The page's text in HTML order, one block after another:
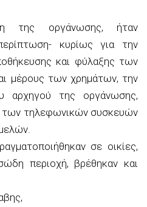
της οργάνωσης, ήταν
κυρίως για την
και φύλαξης των
μέρους των χρημάτων, την
αρχηγού της οργάνωσης,
των τηλεφωνικών συσκευών
σε οικίες,
περιοχή, βρέθηκαν και